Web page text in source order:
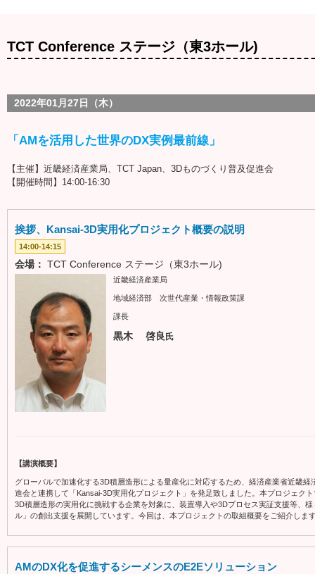
TCT Conference ステージ（東3ホール)
2022年01月27日（木）
「AMを活用した世界のDX実例最前線」
【主催】近畿経済産業局、TCT Japan、3Dものづくり普及促進会
【開催時間】14:00-16:30
挨拶、Kansai-3D実用化プロジェクト概要の説明
14:00-14:15
会場： TCT Conference ステージ（東3ホール)
近畿経済産業局
地域経済部 次世代産業・情報政策課
課長
黒木 啓良 氏
【講演概要】
グローバルで加速化する3D積層造形による量産化に対応するため、経済産業省近畿
進会と連携して「Kansai-3D実用化プロジェクト」を発足致しました。本プロジェク
3D積層造形の実用化に挑戦する企業を対象に、装置導入や3Dプロセス実証支援等、
ル」の創出支援を展開しています。今回は、本プロジェクトの取組概要をご紹介しま
AMのDX化を促進するシーメンスのE2Eソリューション